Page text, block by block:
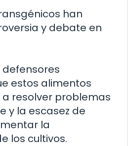
han
y debate en
defensores
estos alimentos
resolver problemas
y la escasez de
la
los cultivos.